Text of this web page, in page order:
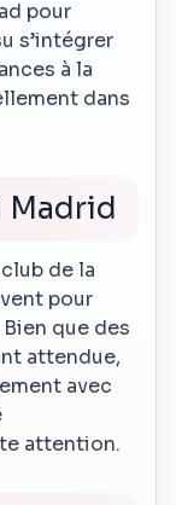
pour
s’intégrer
à la
dans
Madrid
de la
pour
que des
attendue,
avec
attention.